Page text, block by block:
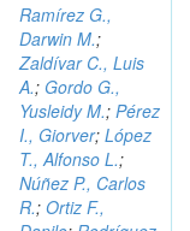
Ramírez G.,
Darwin M.;
Zaldívar C., Luis
A.; Gordo G.,
Yusleidy M.; Pérez
I., Giorver; López
T., Alfonso L.;
Núñez P., Carlos
R.; Ortiz F.,